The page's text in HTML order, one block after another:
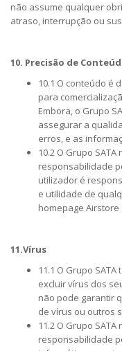
não assume qualquer
atraso, interrupção ou
10. Precisão de
10.1 O conteúdo é
para
Embora, o Grupo
assegurar a
erros, e as
10.2 O Grupo
responsabilidade
utilizador é
e utilidade de
homepage
11.Vírus
11.1 O Grupo
excluir vírus dos
não pode garantir
de vírus ou outros
11.2 O Grupo
responsabilidade